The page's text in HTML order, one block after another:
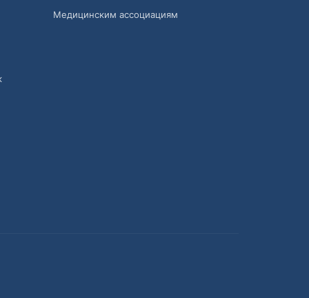
Медицинским ассоциациям